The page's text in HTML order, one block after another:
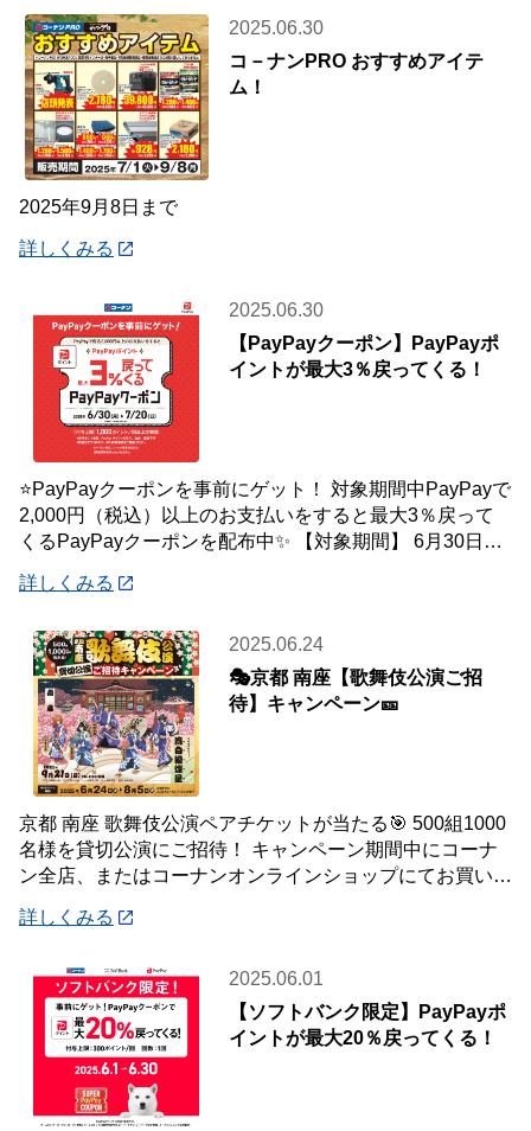
2025.06.30
コ－ナンPRO おすすめアイテ
ム！
2025年9月8日まで
詳しくみる
2025.06.30
【PayPayクーポン】PayPayポ
イントが最大3％戻ってくる！
⭐PayPayクーポンを事前にゲット！ 対象期間中PayPayで
2,000円（税込）以上のお支払いをすると最大3％戻って
くるPayPayクーポンを配布中✨ 【対象期間】 6月30日
詳しくみる
2025.06.24
🎭京都 南座【歌舞伎公演ご招
待】キャンペーン🎫
京都 南座 歌舞伎公演ペアチケットが当たる🎯 500組1000
名様を貸切公演にご招待！ キャンペーン期間中にコーナ
ン全店、またはコーナンオンラインショップにてお買い上
詳しくみる
2025.06.01
【ソフトバンク限定】PayPayポ
イントが最大20％戻ってくる！